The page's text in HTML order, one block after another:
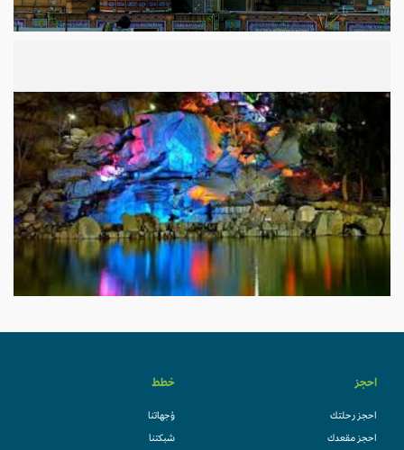
احجز
احجز رحلتك
احجز مقعدك
خطط
وُجهاتنا
شبكتنا